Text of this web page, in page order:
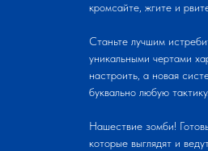
кромсайте, жгите и
Станьте лучшим
уникальными чертами
настроить, а новая
буквально любую тактику.
Нашествие зомби!
которые выглядят и